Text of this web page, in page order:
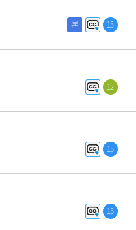
본 15
12
15
15